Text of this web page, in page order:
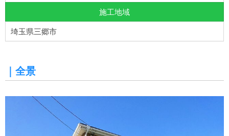
施工地域
埼玉県三郷市
｜全景